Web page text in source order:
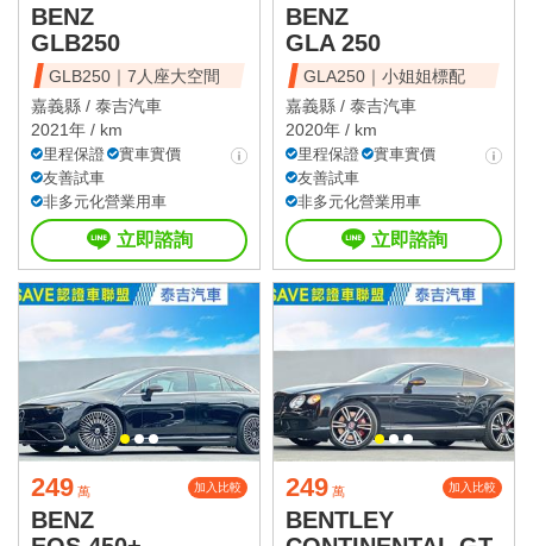
BENZ
GLB250
GLB250｜7人座大空間
嘉義縣 / 泰吉汽車
2021年 / km
里程保證
實車實價
友善試車
非多元化營業用車
立即諮詢
BENZ
GLA 250
GLA250｜小姐姐標配
嘉義縣 / 泰吉汽車
2020年 / km
里程保證
實車實價
友善試車
非多元化營業用車
立即諮詢
249 萬 加入比較
BENZ
249 萬 加入比較
BENTLEY